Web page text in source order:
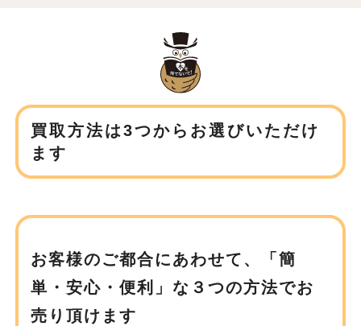
買取方法は3つからお選びいただけ
ます
お客様のご都合にあわせて、
「簡
単・安心・便利」な３つの方法でお
売り頂けます